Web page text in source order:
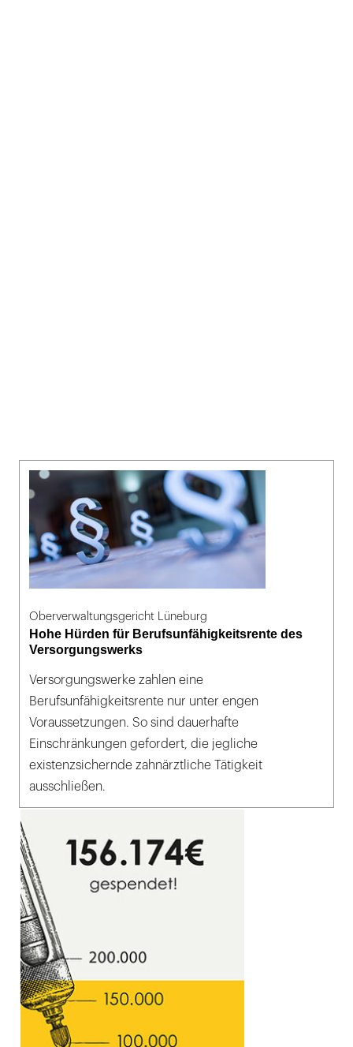
Oberverwaltungsgericht Lüneburg
Hohe Hürden für Berufsunfähigkeitsrente des
Versorgungswerks
Versorgungswerke zahlen eine
Berufsunfähigkeitsrente nur unter engen
Voraussetzungen. So sind dauerhafte
Einschränkungen gefordert, die jegliche
existenzsichernde zahnärztliche Tätigkeit
ausschließen.